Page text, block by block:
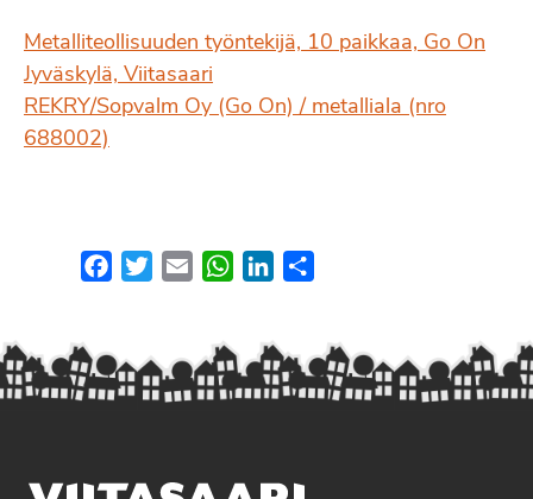
Metalliteollisuuden työntekijä, 10 paikkaa, Go On
Jyväskylä, Viitasaari
REKRY/Sopvalm Oy (Go On) / metalliala (nro
688002)
FacebookTwitterEmail WhatsApp
LinkedIn